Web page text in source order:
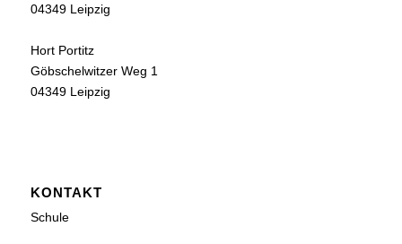
04349 Leipzig
Hort Portitz
Göbschelwitzer Weg 1
04349 Leipzig
KONTAKT
Schule